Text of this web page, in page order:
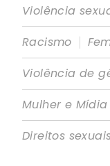
Violência
Racismo |
Violência de
Mulher e Mídia
Direitos